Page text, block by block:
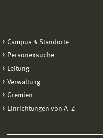
Campus & Standorte
Personensuche
Leitung
Verwaltung
Gremien
Einrichtungen von A−Z